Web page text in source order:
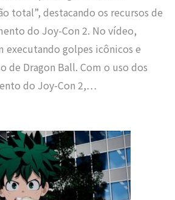
total”, destacando os recursos de
do Joy-Con 2. No vídeo,
executando golpes icônicos e
de Dragon Ball. Com o uso dos
do Joy-Con 2,…